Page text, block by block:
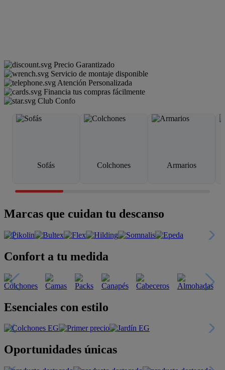
Precio Garantizado
Servicio de montaje disponible
Atención Personalizada
Financia tus compras fácilmente
Club Confo
Sofás Colchones Armarios
Marcas que cuidan tu descanso
Confort a tu medida
Esenciales con estilo
Oportunidades únicas